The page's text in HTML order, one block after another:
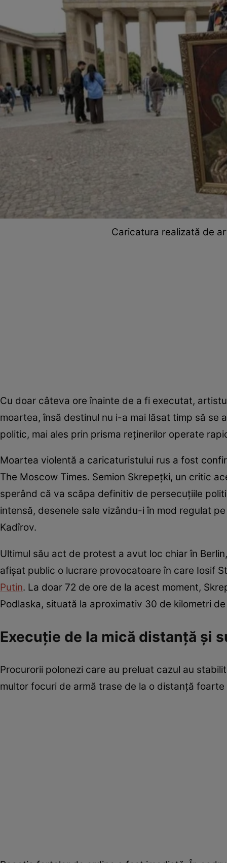
Caricatura realizată de
Cu doar câteva ore înainte de a fi executat,
moartea, însă destinul nu i-a mai lăsat timp să
politic, mai ales prin prisma reținerilor operate
Moartea violentă a caricaturistului rus a fost
The Moscow Times. Semion Skrepețki, un critic
sperând că va scăpa definitiv de persecuțiile
intensă, desenele sale vizându-i în mod regulat
Kadîrov.
Ultimul său act de protest a avut loc chiar în
afișat public o lucrare provocatoare în care Iosif
Putin. La doar 72 de ore de la acest moment,
Podlaska, situată la aproximativ 30 de kilometri
Execuție de la mică distanță și
Procurorii polonezi care au preluat cazul au
multor focuri de armă trase de la o distanță